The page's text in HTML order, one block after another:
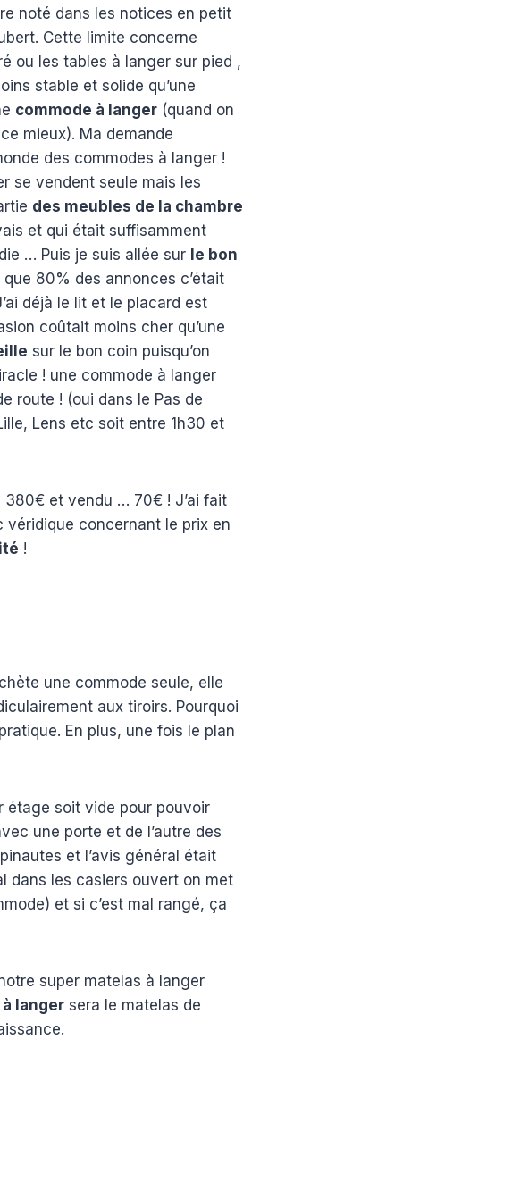
noté dans les notices en petit
Cette limite concerne
ou les tables à langer sur pied ,
stable et solide qu’une
commode à langer (quand on
mieux). Ma demande
des commodes à langer !
se vendent seule mais les
des meubles de la chambre
et qui était suffisamment
… Puis je suis allée sur le bon
80% des annonces c’était
déjà le lit et le placard est
coûtait moins cher qu’une
sur le bon coin puisqu’on
! une commode à langer
route ! (oui dans le Pas de
Lens etc soit entre 1h30 et
380€ et vendu … 70€ ! J’ai fait
véridique concernant le prix en
!
une commode seule, elle
aux tiroirs. Pourquoi
En plus, une fois le plan
étage soit vide pour pouvoir
une porte et de l’autre des
et l’avis général était
dans les casiers ouvert on met
et si c’est mal rangé, ça
super matelas à langer
langer sera le matelas de